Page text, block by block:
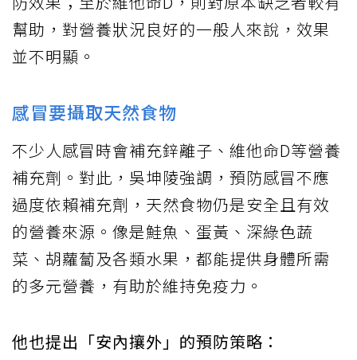
幫助，對營養狀況良好的一般人來說，效果
並不明顯。
感冒要攝取天然食物
不少人感冒時會補充鋅離子、維他命D等營養
補充劑。對此，吳坤陵強調，預防感冒不應
過度依賴補充劑，天然食物仍是安全且有效
的營養來源。像是鮭魚、蛋黃、深綠色蔬
菜、胡蘿蔔及各類水果，都能提供身體所需
的多元營養，有助於維持免疫力。
他也提出「安內攘外」的預防策略：